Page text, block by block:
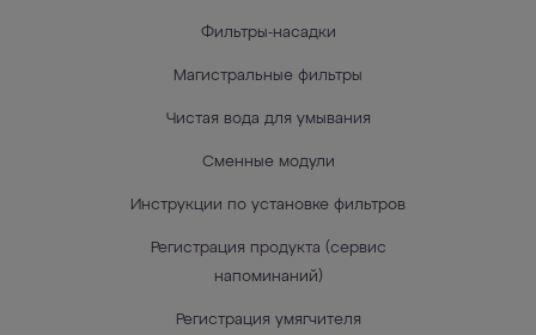
Фильтры-насадки
Магистральные фильтры
Чистая вода для умывания
Сменные модули
Инструкции по установке фильтров
Регистрация продукта (сервис
напоминаний)
Регистрация умягчителя